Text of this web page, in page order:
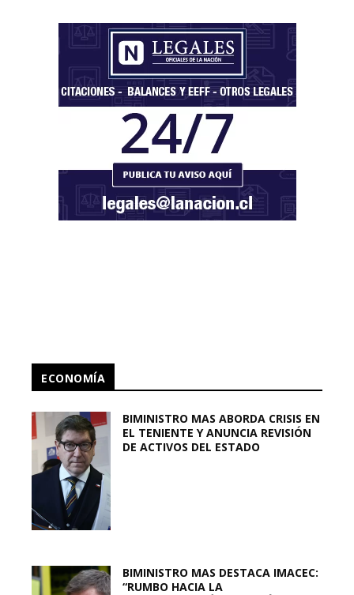
ECONOMÍA
BIMINISTRO MAS ABORDA CRISIS EN
EL TENIENTE Y ANUNCIA REVISIÓN
DE ACTIVOS DEL ESTADO
BIMINISTRO MAS DESTACA IMACEC:
“RUMBO HACIA LA